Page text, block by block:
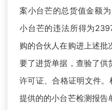
案小台芒的总货值金额
小台芒的违法所得为
购的合伙人在购进上述批
要了进货单据，查验了供
许可证、合格证明文件
提供的的小台芒检测报告